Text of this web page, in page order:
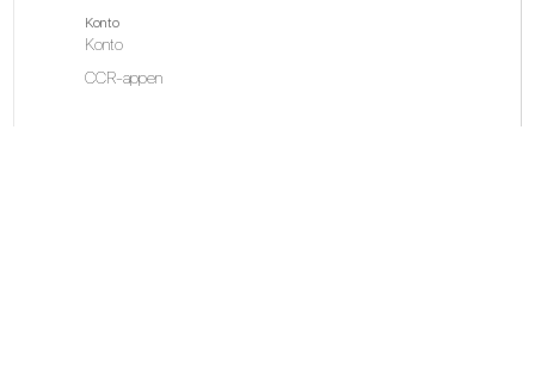
Konto
Konto
CCR-appen